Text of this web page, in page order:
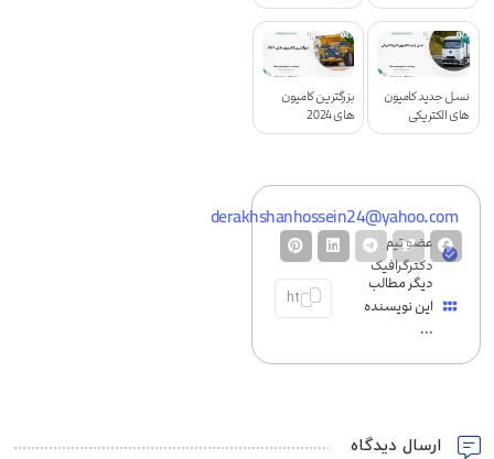
نسل جدید کامیون
های الکتریکی
بزرگترین کامیون
های 2024
derakhshanhossein24@yahoo.com
عضو تیم
دکترگرافیک
دیگر مطالب
این نویسنده
...
ارسال دیدگاه